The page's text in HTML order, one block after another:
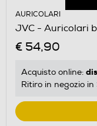
AURICOLARI
JVC - Auricolari
€ 54,90
Acquisto online:
Ritiro in negozio